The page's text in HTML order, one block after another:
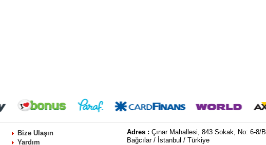
Bize Ulaşın
Yardım
Adres :Çınar Mahallesi, 843 Sokak, No: 6-8/B
Bağcılar / İstanbul / Türkiye